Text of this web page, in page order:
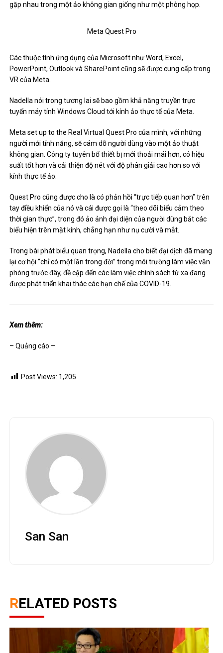
gặp nhau trong một ảo không gian giống như một phòng họp.
Meta Quest Pro
Các thuộc tính ứng dụng của Microsoft như Word, Excel,
PowerPoint, Outlook và SharePoint cũng sẽ được cung cấp trong
VR của Meta.
Nadella nói trong tương lai sẽ bao gồm khả năng truyền trực
tuyến máy tính Windows Cloud tới kính ảo thực tế của Meta.
Meta set up to the Real Virtual Quest Pro của mình, với những
người mới tính năng, sẽ cám dỗ người dùng vào một ảo thuật
không gian. Công ty tuyên bố thiết bị mới thoải mái hơn, có hiệu
suất tốt hơn và cải thiện độ nét với độ phân giải cao hơn so với
kính thực tế ảo.
Quest Pro cũng được cho là có phản hồi “trực tiếp quan hơn” trên
tay điều khiển của nó và cái được gọi là “theo dõi biểu cảm theo
thời gian thực”, trong đó ảo ảnh đại diện của người dùng bắt các
biểu hiện trên mặt kính, chẳng hạn như nụ cười và mắt.
Trong bài phát biểu quan trọng, Nadella cho biết đại dịch đã mang
lại cơ hội “chỉ có một lần trong đời” trong môi trường làm việc văn
phòng trước đây, đề cập đến các làm việc chính sách từ xa đang
được phát triển khai thác các hạn chế của COVID-19.
Xem thêm:
– Quảng cáo –
Post Views: 1,205
San San
RELATED POSTS